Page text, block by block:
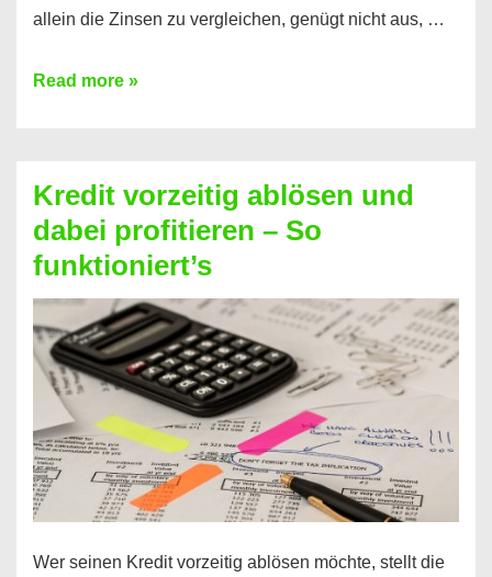
allein die Zinsen zu vergleichen, genügt nicht aus, …
Ganz
Kredit
berechnen
–
Mit
diesen
Regeln!
Read more »
Kredit vorzeitig ablösen und
dabei profitieren – So
funktioniert’s
Wer seinen Kredit vorzeitig ablösen möchte, stellt die